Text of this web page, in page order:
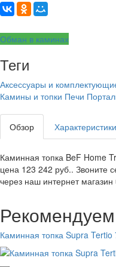
Обман в каминах
Теги
Аксессуары и
Камины и топки Печи
Обзор Характеристики
Каминная топка BeF Home
цена 123 242 руб.. Звоните
через наш интернет
Каминная топка Supra Tertio